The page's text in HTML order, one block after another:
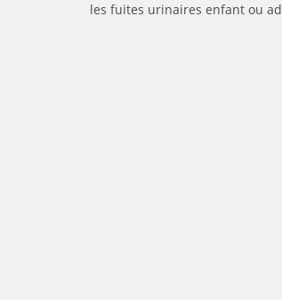
les fuites urinaires enfant ou